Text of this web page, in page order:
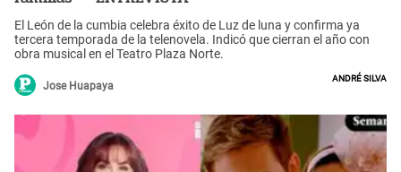
El León de la cumbia celebra éxito de Luz de luna y confirma ya
tercera temporada de la telenovela. Indicó que cierran el año con
obra musical en el Teatro Plaza Norte.
Jose Huapaya
André Silva